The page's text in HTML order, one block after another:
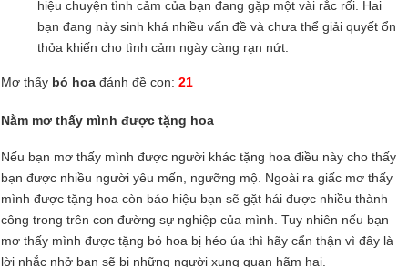
hiệu chuyện tình cảm của bạn đang gặp một vài rắc rối. Hai
bạn đang nảy sinh khá nhiều vấn đề và chưa thể giải quyết ổn
thỏa khiến cho tình cảm ngày càng rạn nứt.
Mơ thấy bó hoa đánh đề con: 21
Nằm mơ thấy mình được tặng hoa
Nếu bạn mơ thấy mình được người khác tặng hoa điều này cho thấy
bạn được nhiều người yêu mến, ngưỡng mộ. Ngoài ra giấc mơ thấy
mình được tặng hoa còn báo hiệu bạn sẽ gặt hái được nhiều thành
công trong trên con đường sự nghiệp của mình. Tuy nhiên nếu bạn
mơ thấy mình được tặng bó hoa bị héo úa thì hãy cẩn thận vì đây là
lời nhắc nhở bạn sẽ bị những người xung quan hãm hại.